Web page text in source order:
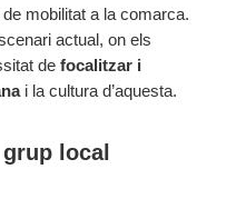
mobilitat a la comarca.
actual, on els
de focalitzar i
i la cultura d’aquesta.
local